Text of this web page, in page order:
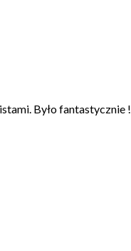
Było fantastycznie !